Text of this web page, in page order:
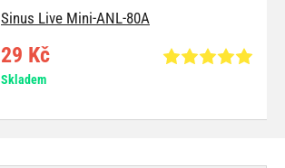
Sinus Live Mini-ANL-80A
29 Kč
Skladem